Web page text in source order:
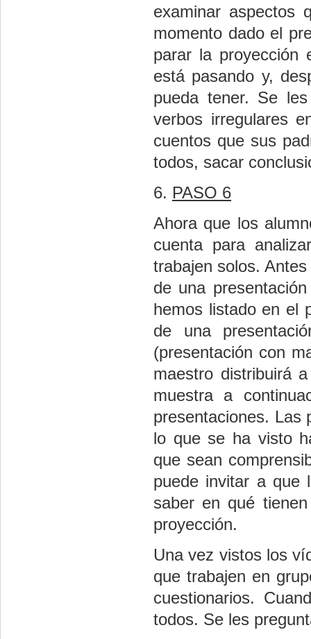
examinar aspectos
momento dado el
parar la proyección
está pasando y,
pueda tener. Se
verbos irregulares
cuentos que sus
todos, sacar
6. PASO 6
Ahora que los
cuenta para
trabajen solos.
de una
hemos listado en el
de una
(presentación con
maestro distribuirá
muestra a
presentaciones. Las
lo que se ha visto
que sean
puede invitar a que
saber en qué
proyección.
Una vez vistos los
que trabajen en
cuestionarios.
todos. Se les